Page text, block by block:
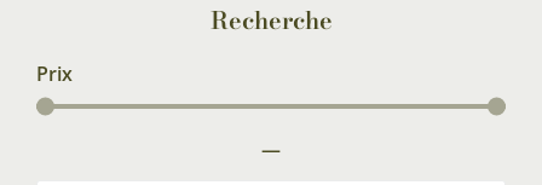
Recherche
Prix
—